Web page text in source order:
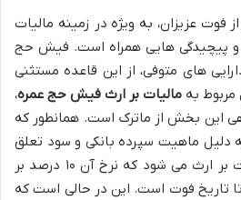
عزیزان، به ویژه در زمینه مالیات
و پیچیدگی هایی همراه است. فیش حج
های متوفی، از این قاعده مستثنی
به مالیات بر ارث فیش حج عمره،
این بخش از ماترک است. همانطور که
ماهیت سپرده بانکی و سود تعلق
گرفته به آن، مشمول مالیات بر ارث می شود که نرخ آن ۱۰ درصد بر
تاریخ فوت است. این در حالی است که